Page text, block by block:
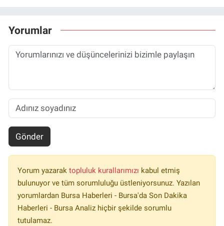
Yorumlar
Gönder
Yorum yazarak topluluk kurallarımızı kabul etmiş
bulunuyor ve tüm sorumluluğu üstleniyorsunuz. Yazılan
yorumlardan Bursa Haberleri - Bursa'da Son Dakika
Haberleri - Bursa Analiz hiçbir şekilde sorumlu
tutulamaz.